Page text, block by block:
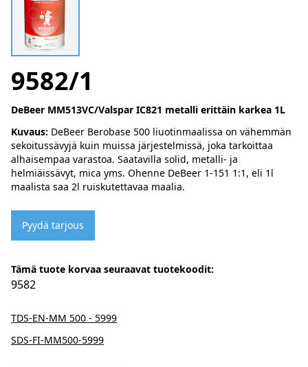
9582/1
DeBeer MM513VC/Valspar IC821 metalli erittäin karkea 1L
Kuvaus: DeBeer Berobase 500 liuotinmaalissa on vähemmän
sekoitussävyjä kuin muissa järjestelmissä, joka tarkoittaa
alhaisempaa varastoa. Saatavilla solid, metalli- ja
helmiäissävyt, mica yms. Ohenne DeBeer 1-151 1:1, eli 1l
maalista saa 2l ruiskutettavaa maalia.
Pyydä tarjous
Tämä tuote korvaa seuraavat tuotekoodit:
9582
TDS-EN-MM 500 - 5999
SDS-FI-MM500-5999